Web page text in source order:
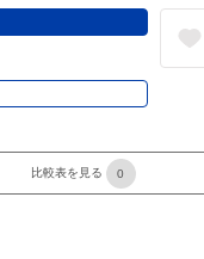
比較表を見る 0